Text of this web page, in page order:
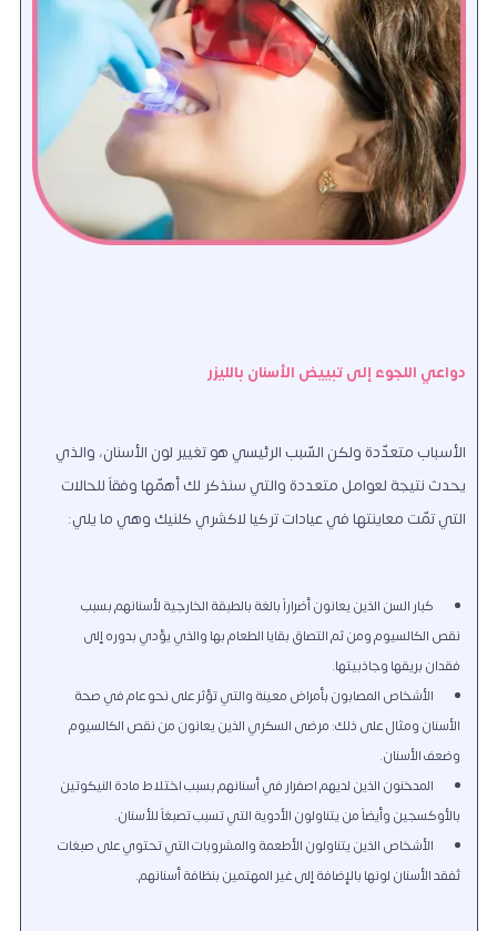
دواعي اللجوء إلى تبييض الأسنان بالليزر
الأسباب متعدّدة ولكن السّبب الرئيسي هو تغيير لون الأسنان، والذي
يحدث نتيجة لعوامل متعددة والتي سنذكر لك أهمّها وفقاً للحالات
التي تمّت معاينتها في عيادات تركيا لاكشري كلنيك وهي ما يلي:
كبار السن الذين يعانون أضراراً بالغة بالطبقة الخارجية لأسنانهم بسبب
نقص الكالسيوم ومن ثم التصاق بقايا الطعام بها والذي يؤدي بدوره إلى
فقدان بريقها وجاذبيتها.
الأشخاص المصابون بأمراض معينة والتي تؤثر على نحو عام في صحة
الأسنان ومثال على ذلك: مرضى السكري الذين يعانون من نقص الكالسيوم
وضعف الأسنان.
المدخنون الذين لديهم اصفرار في أسنانهم بسبب اختلاط مادة النيكوتين
بالأوكسجين وأيضاً من يتناولون الأدوية التي تسبب تصبغاً للأسنان.
الأشخاص الذين يتناولون الأطعمة والمشروبات التي تحتوي على صبغات
تُفقد الأسنان لونها بالإضافة إلى غير المهتمين بنظافة أسنانهم.